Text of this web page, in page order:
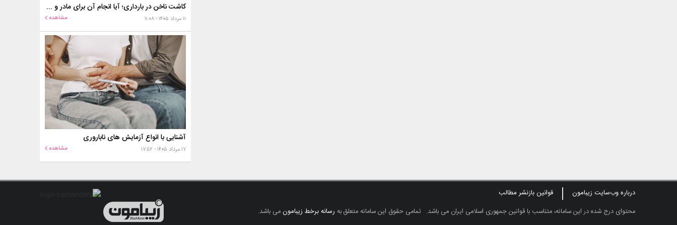
کاشت ناخن در بارداری؛ آیا انجام آن برای مادر و جنین خطر دارد؟
۱۱ مرداد ۱۴۰۵ - ۱۱:۰۸ مشاهده
آشنایی با انواع آزمایش های ناباروری
۱۷ مرداد ۱۴۰۵ - ۱۷:۵۲ مشاهده
درباره وب‌سایت زیبامون
قوانین بازنشر مطالب
محتوای درج شده در این سامانه، متناسب با قوانین جمهوری اسلامی ایران می باشد. تمامی حقوق این سامانه متعلق به رسانه برخط زیبامونمی باشد.